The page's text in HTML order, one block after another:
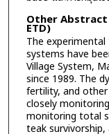
Other
ETD)
The
systems have
Village System,
since 1989. The
fertility, and
closely
monitoring total
teak